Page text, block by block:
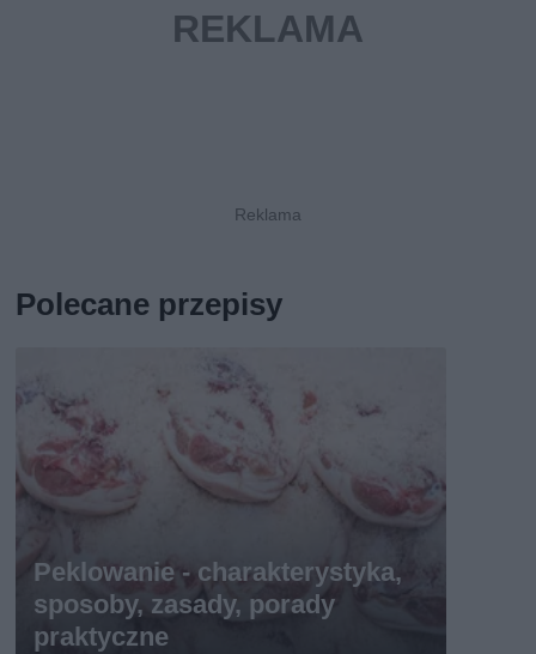
Polecane przepisy
Peklowanie - charakterystyka,
sposoby, zasady, porady
praktyczne